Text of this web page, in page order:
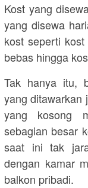
Kost yang
yang disewa
kost seperti
bebas hingga
Tak hanya itu,
yang ditawarkan
yang kosong
sebagian besar
saat ini tak
dengan kamar
balkon pribadi.